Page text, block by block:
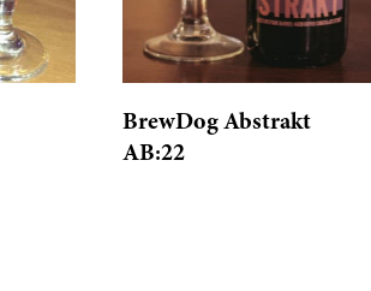
BrewDog Abstrakt
AB:22